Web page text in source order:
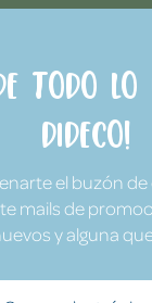
todo lo
Dideco!
el buzón de
mails de
y alguna